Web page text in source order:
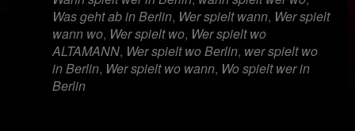
Was geht ab in Berlin, Wer spielt wann, Wer spielt
wann wo, Wer spielt wo, Wer spielt wo
ALTAMANN, Wer spielt wo Berlin, wer spielt wo
in Berlin, Wer spielt wo wann, Wo spielt wer in
Berlin